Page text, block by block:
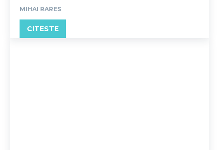
MIHAI RARES
CITESTE